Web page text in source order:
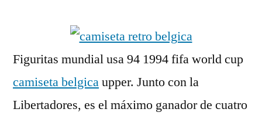
Figuritas mundial usa 94 1994 fifa world cup
camiseta belgicaupper. Junto con la
Libertadores, es el máximo ganador de cuatro